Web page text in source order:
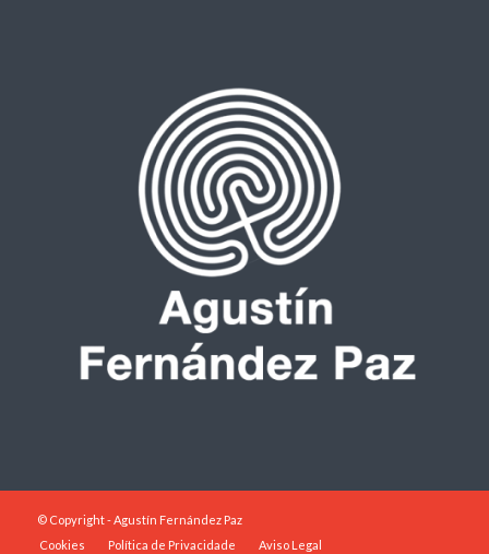
© Copyright - Agustín Fernández Paz
Cookies
Política de Privacidade Aviso Legal